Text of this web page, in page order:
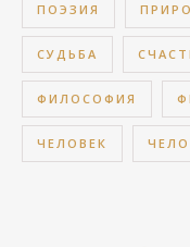
ПОЭЗИЯ
СУДЬБА
ФИЛОСОФИЯ
ЧЕЛОВЕК